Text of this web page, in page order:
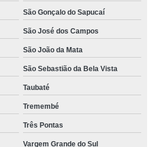
São Gonçalo do Sapucaí
São José dos Campos
São João da Mata
São Sebastião da Bela Vista
Taubaté
Tremembé
Três Pontas
Vargem Grande do Sul